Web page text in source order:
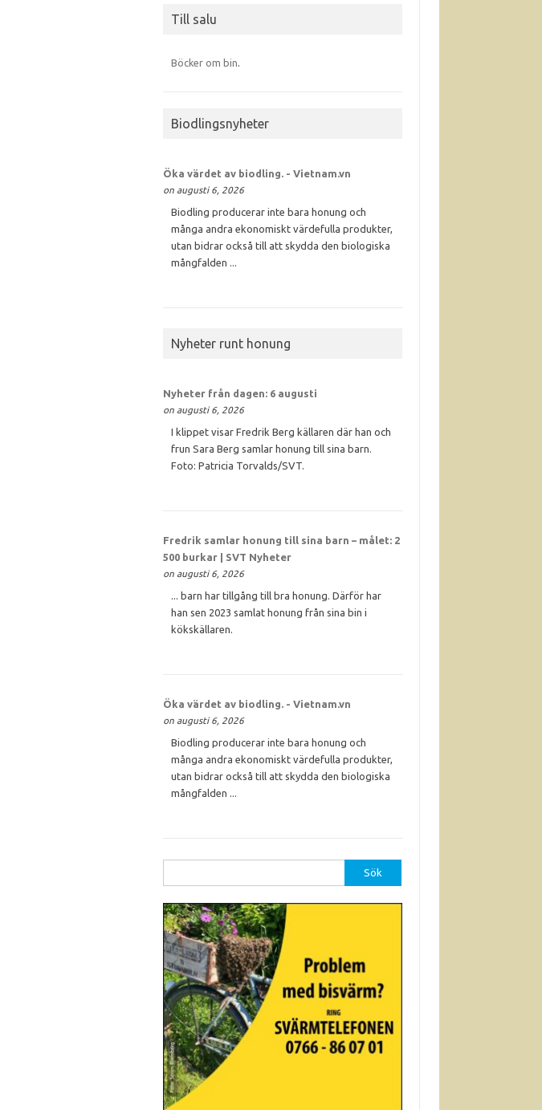
Till salu
Böcker om bin.
Biodlingsnyheter
Öka värdet av biodling . - Vietnam.vn
on augusti 6, 2026
Biodling producerar inte bara honung och
många andra ekonomiskt värdefulla produkter,
utan bidrar också till att skydda den biologiska
mångfalden ...
Nyheter runt honung
Nyheter från dagen: 6 augusti
on augusti 6, 2026
I klippet visar Fredrik Berg källaren där han och
frun Sara Berg samlar honung till sina barn.
Foto: Patricia Torvalds/SVT.
Fredrik samlar honung till sina barn – målet: 2
500 burkar | SVT Nyheter
on augusti 6, 2026
... barn har tillgång till bra honung. Därför har
han sen 2023 samlat honung från sina bin i
kökskällaren.
Öka värdet av biodling. - Vietnam.vn
on augusti 6, 2026
Biodling producerar inte bara honung och
många andra ekonomiskt värdefulla produkter,
utan bidrar också till att skydda den biologiska
mångfalden ...
efter: